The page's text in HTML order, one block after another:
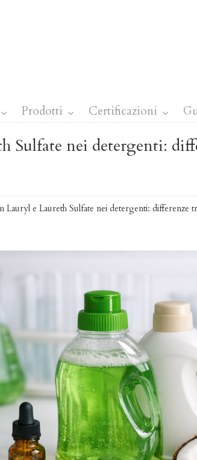
Prodotti Certificazioni
Sulfate nei detergenti:
Lauryl e Laureth Sulfate nei detergenti: differenze